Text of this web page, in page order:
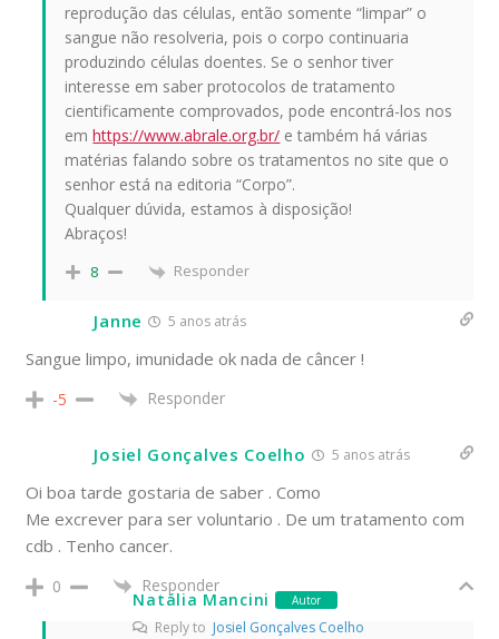
reprodução das células, então somente “limpar” o
sangue não resolveria, pois o corpo continuaria
produzindo células doentes. Se o senhor tiver
interesse em saber protocolos de tratamento
cientificamente comprovados, pode encontrá-los nos
emhttps://www.abrale.org.br/ e também há várias
matérias falando sobre os tratamentos no site que o
senhor está na editoria “Corpo”.
Qualquer dúvida, estamos à disposição!
Abraços!
8 Responder
Janne 5 anos atrás
Sangue limpo, imunidade ok nada de câncer !
-5 Responder
Josiel Gonçalves Coelho 5 anos atrás
Oi boa tarde gostaria de saber . Como
Me excrever para ser voluntario . De um tratamento com
cdb . Tenho cancer.
0 Responder
Natália Mancini Autor
Reply toJosiel Gonçalves Coelho